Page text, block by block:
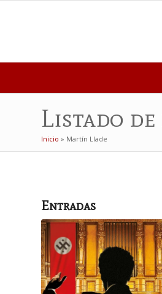
Listado
Inicio » Martín Llade
Entradas